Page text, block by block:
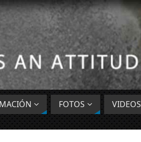
FOTOS VIDEOS